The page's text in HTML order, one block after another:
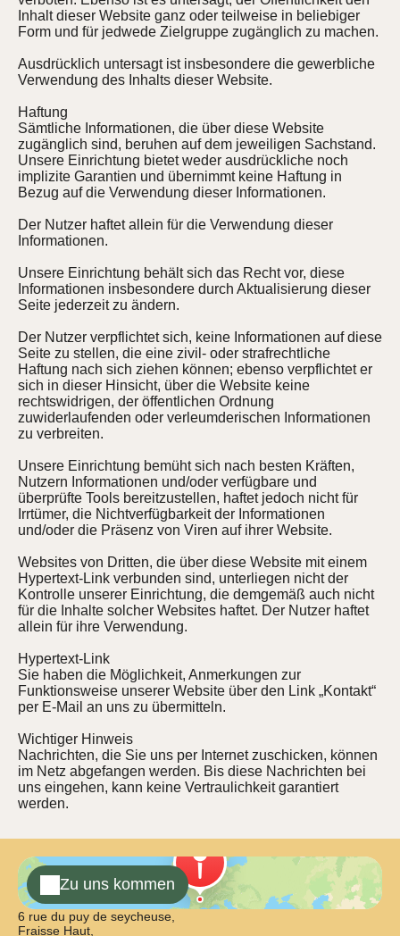
Inhalt dieser Website ganz oder teilweise in beliebiger
Form und für jedwede Zielgruppe zugänglich zu machen.
Ausdrücklich untersagt ist insbesondere die gewerbliche
Verwendung des Inhalts dieser Website.
Haftung
Sämtliche Informationen, die über diese Website
zugänglich sind, beruhen auf dem jeweiligen Sachstand.
Unsere Einrichtung bietet weder ausdrückliche noch
implizite Garantien und übernimmt keine Haftung in
Bezug auf die Verwendung dieser Informationen.
Der Nutzer haftet allein für die Verwendung dieser
Informationen.
Unsere Einrichtung behält sich das Recht vor, diese
Informationen insbesondere durch Aktualisierung dieser
Seite jederzeit zu ändern.
Der Nutzer verpflichtet sich, keine Informationen auf diese
Seite zu stellen, die eine zivil- oder strafrechtliche
Haftung nach sich ziehen können; ebenso verpflichtet er
sich in dieser Hinsicht, über die Website keine
rechtswidrigen, der öffentlichen Ordnung
zuwiderlaufenden oder verleumderischen Informationen
zu verbreiten.
Unsere Einrichtung bemüht sich nach besten Kräften,
Nutzern Informationen und/oder verfügbare und
überprüfte Tools bereitzustellen, haftet jedoch nicht für
Irrtümer, die Nichtverfügbarkeit der Informationen
und/oder die Präsenz von Viren auf ihrer Website.
Websites von Dritten, die über diese Website mit einem
Hypertext-Link verbunden sind, unterliegen nicht der
Kontrolle unserer Einrichtung, die demgemäß auch nicht
für die Inhalte solcher Websites haftet. Der Nutzer haftet
allein für ihre Verwendung.
Hypertext-Link
Sie haben die Möglichkeit, Anmerkungen zur
Funktionsweise unserer Website über den Link „Kontakt“
per E-Mail an uns zu übermitteln.
Wichtiger Hinweis
Nachrichten, die Sie uns per Internet zuschicken, können
im Netz abgefangen werden. Bis diese Nachrichten bei
uns eingehen, kann keine Vertraulichkeit garantiert
werden.
Zu uns kommen
6 rue du puy de seycheuse,
Fraisse Haut,